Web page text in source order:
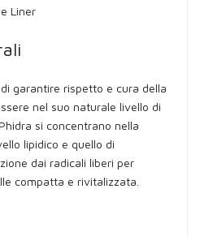
Liner
garantire rispetto e cura della
nel suo naturale livello di
si concentrano nella
lipidico e quello di
dai radicali liberi per
compatta e rivitalizzata.